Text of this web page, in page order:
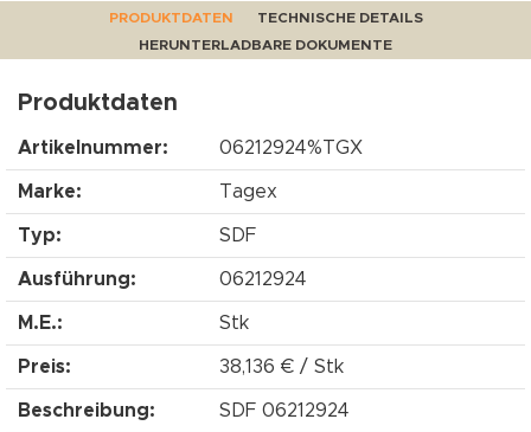
PRODUKTDATEN
TECHNISCHE DETAILS
HERUNTERLADBARE DOKUMENTE
Produktdaten
Artikelnummer: 06212924%TGX
Marke: Tagex
Typ: SDF
Ausführung: 06212924
M.E.: Stk
Preis: 38,136 € / Stk
Beschreibung: SDF 06212924